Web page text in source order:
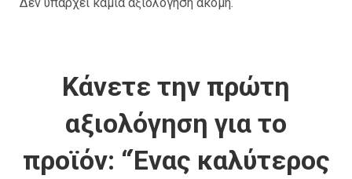
Κάνετε την πρώτη
αξιολόγηση για το
προϊόν: “Ένας καλύτερος